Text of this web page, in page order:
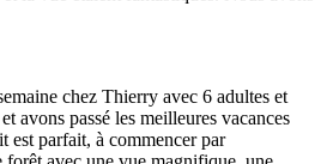
chez Thierry avec 6 adultes et
avons passé les meilleures vacances
est parfait, à commencer par